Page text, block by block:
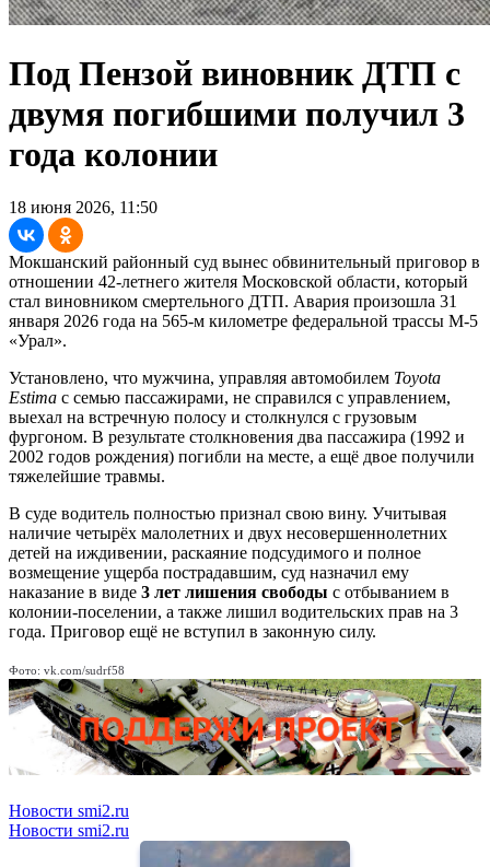
Под Пензой виновник ДТП с
двумя погибшими получил 3
года колонии
18 июня 2026, 11:50
Мокшанский районный суд вынес обвинительный приговор в
отношении 42-летнего жителя Московской области, который
стал виновником смертельного ДТП. Авария произошла 31
января 2026 года на 565-м километре федеральной трассы М-5
«Урал».
Установлено, что мужчина, управляя автомобилем Toyota
Estima с семью пассажирами, не справился с управлением,
выехал на встречную полосу и столкнулся с грузовым
фургоном. В результате столкновения два пассажира (1992 и
2002 годов рождения) погибли на месте, а ещё двое получили
тяжелейшие травмы.
В суде водитель полностью признал свою вину. Учитывая
наличие четырёх малолетних и двух несовершеннолетних
детей на иждивении, раскаяние подсудимого и полное
возмещение ущерба пострадавшим, суд назначил ему
наказание в виде 3 лет лишения свободы с отбыванием в
колонии-поселении, а также лишил водительских прав на 3
года. Приговор ещё не вступил в законную силу.
Фото: vk.com/sudrf58
Новости smi2.ru
Новости smi2.ru